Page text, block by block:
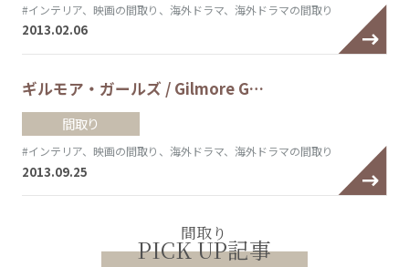
#インテリア、映画の間取り、海外ドラマ、海外ドラマの間取り
2013.02.06
ギルモア・ガールズ / Gilmore G…
間取り
#インテリア、映画の間取り、海外ドラマ、海外ドラマの間取り
2013.09.25
間取り
PICK UP記事